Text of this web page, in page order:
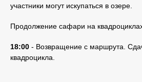
участники могут искупаться в озере.
Продолжение сафари на
18:00 - Возвращение с маршрута.
квадроцикла.